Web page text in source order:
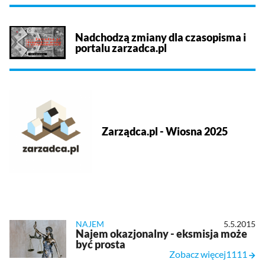
Nadchodzą zmiany dla czasopisma i
portalu zarzadca.pl
Zarządca.pl - Wiosna 2025
NAJEM 5.5.2015
Najem okazjonalny - eksmisja może
być prosta
Zobacz więcej1111